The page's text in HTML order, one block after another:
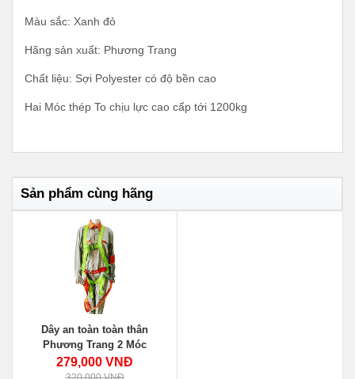
Màu sắc: Xanh đỏ
Hãng sản xuất: Phương Trang
Chất liệu: Sợi Polyester có độ bền cao
Hai Móc thép To chịu lực cao cấp tới 1200kg
Sản phẩm cùng hãng
Dây an toàn toàn thân
Phương Trang 2 Móc
279,000 VNĐ